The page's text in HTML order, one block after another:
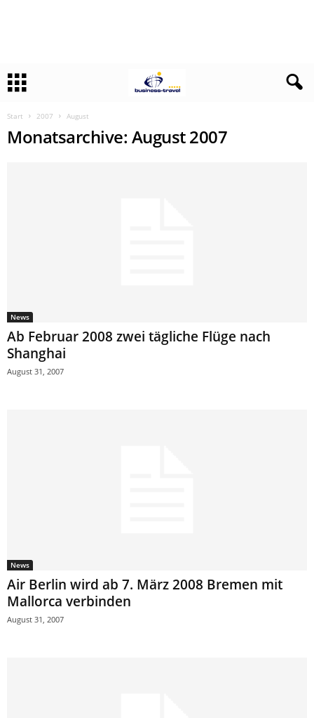
Start 2007 August
Monatsarchive: August 2007
News
Ab Februar 2008 zwei tägliche Flüge nach
Shanghai
August 31, 2007
News
Air Berlin wird ab 7. März 2008 Bremen mit
Mallorca verbinden
August 31, 2007